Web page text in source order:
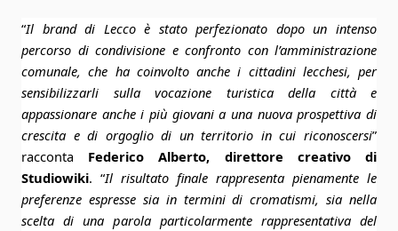
“Il brand di Lecco è stato perfezionato dopo un intenso
percorso di condivisione e confronto con l’amministrazione
comunale, che ha coinvolto anche i cittadini lecchesi, per
sensibilizzarli sulla vocazione turistica della città e
appassionare anche i più giovani a una nuova prospettiva di
crescita e di orgoglio di un territorio in cui riconoscersi”
racconta Federico Alberto, direttore creativo di
Studiowiki. “Il risultato finale rappresenta pienamente le
preferenze espresse sia in termini di cromatismi, sia nella
scelta di una parola particolarmente rappresentativa del